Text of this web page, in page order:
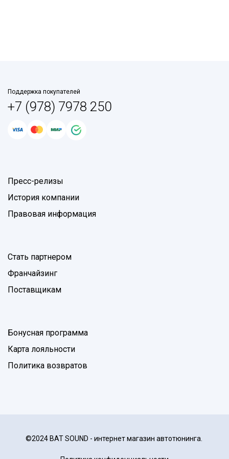
Поддержка покупателей
+7 (978) 7978 250
Пресс-релизы
История компании
Правовая информация
Стать партнером
Франчайзинг
Поставщикам
Бонусная программа
Карта лояльности
Политика возвратов
©2024 BAT SOUND - интернет магазин автотюнинга.